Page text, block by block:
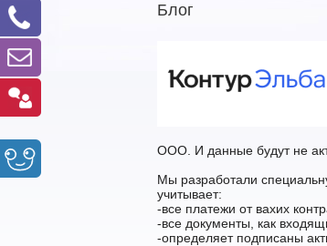
Блог
ООО. И данные будут не
Мы разработали
учитывает:
-все платежи от вахих
-все документы, как
-определяет подписаны